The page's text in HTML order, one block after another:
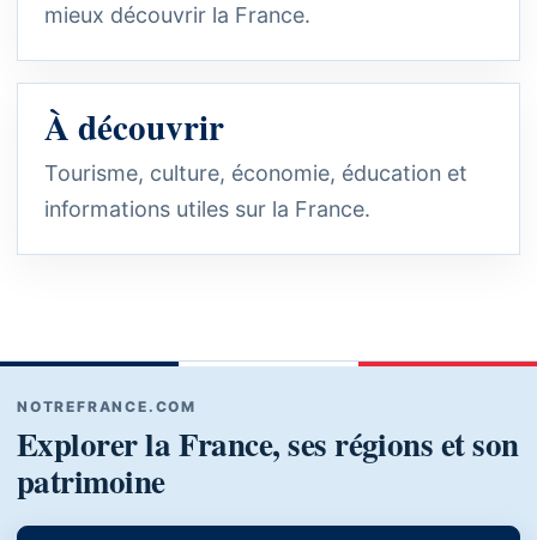
mieux découvrir la France.
À découvrir
Tourisme, culture, économie, éducation et
informations utiles sur la France.
NOTREFRANCE.COM
Explorer la France, ses régions et son
patrimoine